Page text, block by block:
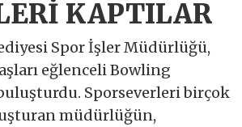
KAPTILAR
Spor İşler Müdürlüğü,
eğlenceli Bowling
Sporseverleri birçok
müdürlüğün,